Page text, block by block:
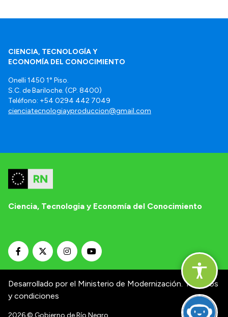
CIENCIA, TECNOLOGÍA Y
ECONOMÍA DEL CONOCIMIENTO
Onelli 1450 1° Piso.
S.C. de Bariloche. (CP. 8400)
Teléfono: +54 0294 442 7049
cienciatecnologiayproduccion@gmail.com
Ciencia, Tecnologia y Economía del Conocimiento
Desarrollado por el Ministerio de Modernización. Términos
y condiciones
2026© Gobierno de Río Negro